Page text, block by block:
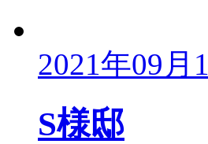
2021年09月
S様邸